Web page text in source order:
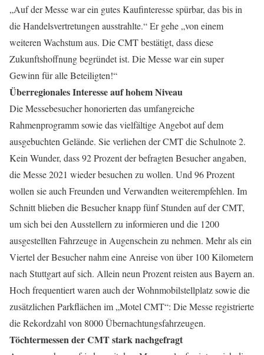
„Auf der Messe war ein gutes Kaufinteresse spürbar, das bis in
die Handelsvertretungen ausstrahlte.“ Er gehe „von einem
weiteren Wachstum aus. Die CMT bestätigt, dass diese
Zukunftshoffnung begründet ist. Die Messe war ein super
Gewinn für alle Beteiligten!“
Überregionales Interesse auf hohem Niveau
Die Messebesucher honorierten das umfangreiche
Rahmenprogramm sowie das vielfältige Angebot auf dem
ausgebuchten Gelände. Sie verliehen der CMT die Schulnote 2.
Kein Wunder, dass 92 Prozent der befragten Besucher angaben,
die Messe 2021 wieder besuchen zu wollen. Und 96 Prozent
wollen sie auch Freunden und Verwandten weiterempfehlen. Im
Schnitt blieben die Besucher knapp fünf Stunden auf der CMT,
um sich bei den Ausstellern zu informieren und die 1200
ausgestellten Fahrzeuge in Augenschein zu nehmen. Mehr als ein
Viertel der Besucher nahm eine Anreise von über 100 Kilometern
nach Stuttgart auf sich. Allein neun Prozent reisten aus Bayern an.
Hoch frequentiert waren auch der Wohnmobilstellplatz sowie die
zusätzlichen Parkflächen im „Motel CMT“: Die Messe registrierte
die Rekordzahl von 8000 Übernachtungsfahrzeugen.
Töchtermessen der CMT stark nachgefragt